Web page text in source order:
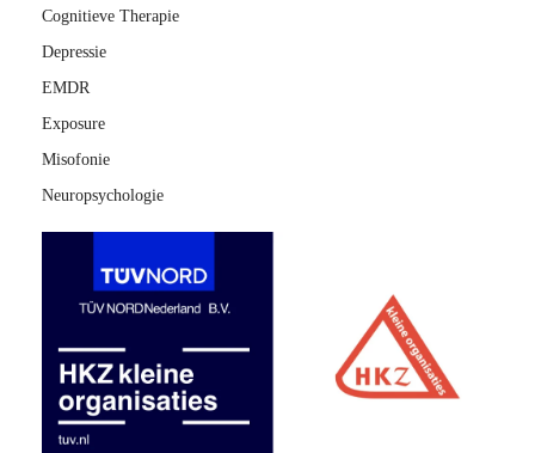
Cognitieve Therapie
Depressie
EMDR
Exposure
Misofonie
Neuropsychologie